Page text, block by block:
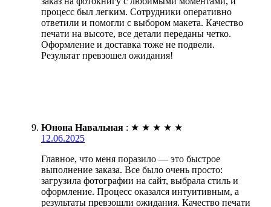
процесс был легким. Сотрудники оперативно
ответили и помогли с выбором макета. Качество
печати на высоте, все детали переданы четко.
Оформление и доставка тоже не подвели.
Результат превзошел ожидания!
Юнона Навальная : ★ ★ ★ ★ ★
12.06.2025
Главное, что меня поразило — это быстрое
выполнение заказа. Все было очень просто:
загрузила фотографии на сайт, выбрала стиль и
оформление. Процесс оказался интуитивным, а
результаты превзошли ожидания. Качество печати